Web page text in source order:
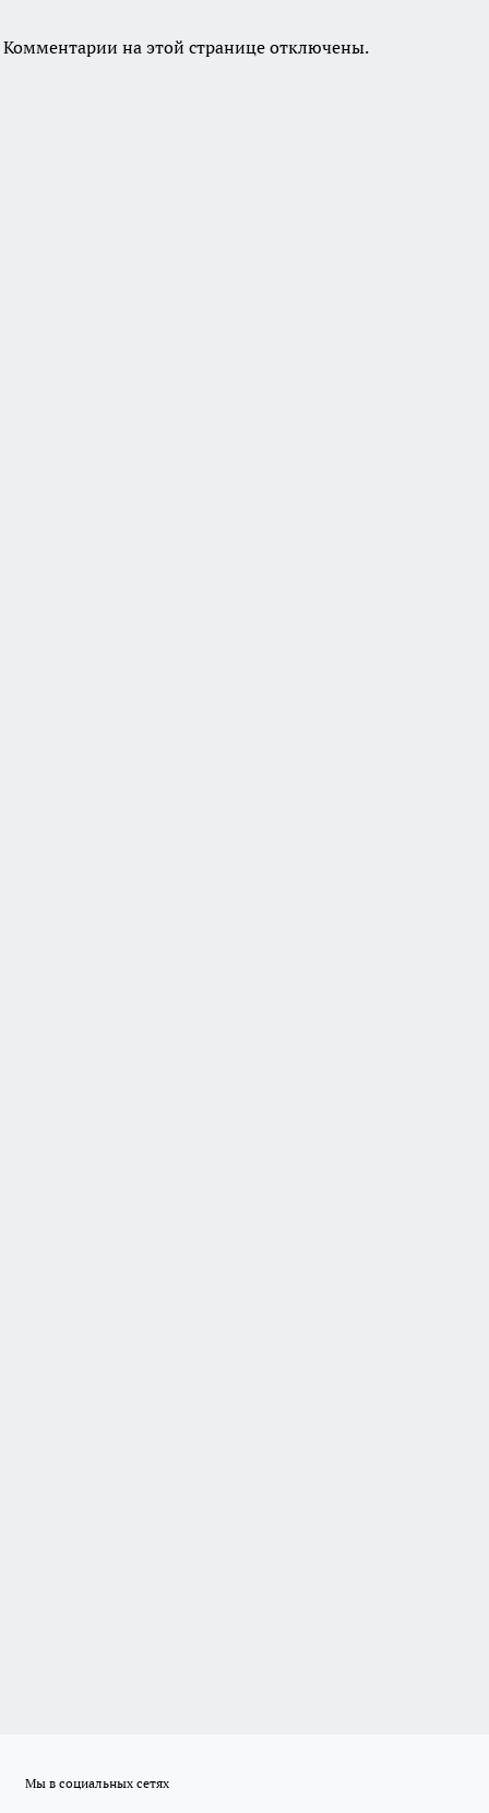
Комментарии на этой странице отключены.
Мы в социальных сетях